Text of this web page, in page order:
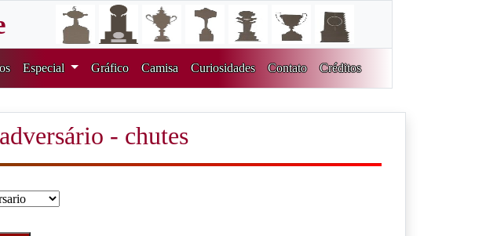
Especial Gráfico Camisa Curiosidades Contato Créditos
- chutes